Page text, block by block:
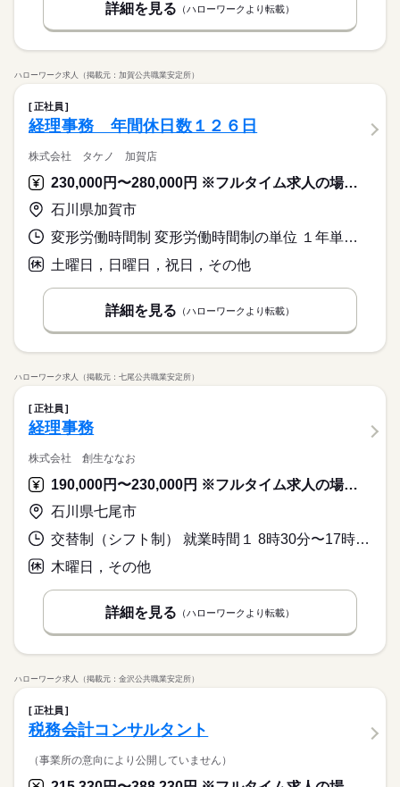
詳細を見る （ハローワークより転載）
ハローワーク求人（掲載元：加賀公共職業安定所）
正社員
経理事務 年間休日数１２６日
株式会社 タケノ 加賀店
230,000円〜280,000円 ※フルタイム求人の場合は月額（換算額）、パート求人の場合は時間額を表示しています。
石川県加賀市
変形労働時間制 変形労働時間制の単位 １年単位 就業時間１ 8時00分〜17時00分
土曜日，日曜日，祝日，その他
詳細を見る （ハローワークより転載）
ハローワーク求人（掲載元：七尾公共職業安定所）
正社員
経理事務
株式会社 創生ななお
190,000円〜230,000円 ※フルタイム求人の場合は月額（換算額）、パート求人の場合は時間額を表示しています。
石川県七尾市
交替制（シフト制） 就業時間１ 8時30分〜17時15分 就業時間２ 7時30分〜16時15分 就業時間に関する特記事項 （２）は催事などの勤務時間。
木曜日，その他
詳細を見る （ハローワークより転載）
ハローワーク求人（掲載元：金沢公共職業安定所）
正社員
税務会計コンサルタント
（事業所の意向により公開していません）